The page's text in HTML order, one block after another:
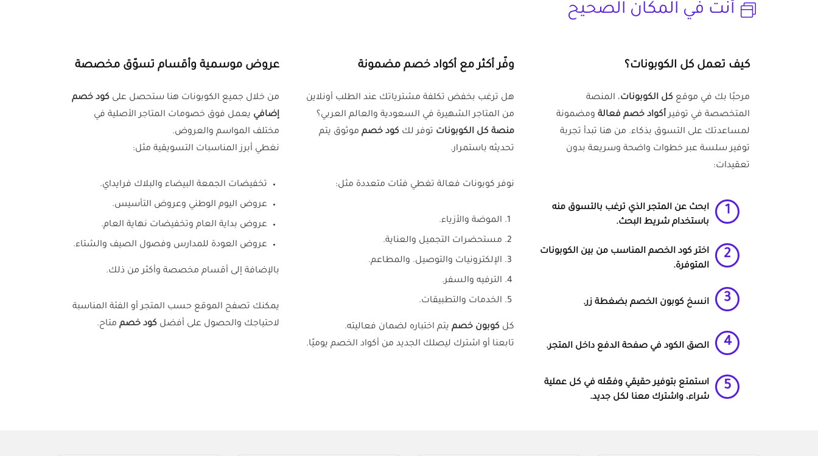
أنت في المكان الصحيح
كيف تعمل كل الكوبونات؟
مرحبًا بك في موقع كل الكوبونات، المنصة
المتخصصة في توفيرأكواد خصم فعالة ومضمونة
لمساعدتك على التسوق بذكاء. من هنا تبدأ تجربة
توفير سلسة عبر خطوات واضحة وسريعة بدون
تعقيدات:
1
ابحث عن المتجر الذي ترغب بالتسوق منه
باستخدام شريط البحث.
2 اختركود الخصم المناسب من بين الكوبونات
المتوفرة.
3 انسخ كوبون الخصم بضغطة زر.
4 الصق الكود في صفحة الدفع داخل المتجر.
5
استمتع بتوفير حقيقي وفعّله في كل عملية
شراء، واشترك معنا لكل جديد.
وفّر أكثر مع أكواد خصم مضمونة
هل ترغب بخفض تكلفة مشترياتك عند الطلب أونلاين
من المتاجر الشهيرة في السعودية والعالم العربي؟
منصة كل الكوبونات توفر لك كود خصمموثوق يتم
تحديثه باستمرار.
نوفر كوبونات فعالة تغطي فئات متعددة مثل:
الموضة والأزياء.
مستحضرات التجميل والعناية.
الإلكترونيات والتوصيل. والمطاعم.
الترفيه والسفر.
الخدمات والتطبيقات.
كل كوبون خصميتم اختباره لضمان فعاليته.
تابعنا أو اشترك ليصلك الجديد من أكواد الخصم يوميًا.
عروض موسمية وأقسام تسوّق مخصصة
من خلال جميع الكوبونات هنا ستحصل علىكود خصم
إضافي يعمل فوق خصومات المتاجر الأصلية في
مختلف المواسم والعروض.
نغطي أبرز المناسبات التسويقية مثل:
تخفيضات الجمعة البيضاء والبلاك فرايداي.
عروض اليوم الوطني وعروض التأسيس.
عروض بداية العام وتخفيضات نهاية العام.
عروض العودة للمدارس وفصول الصيف والشتاء.
بالإضافة إلى أقسام مخصصة وأكثر من ذلك.
يمكنك تصفح الموقع حسب المتجر أو الفئة المناسبة
لاحتياجك والحصول على أفضلكود خصم متاح.